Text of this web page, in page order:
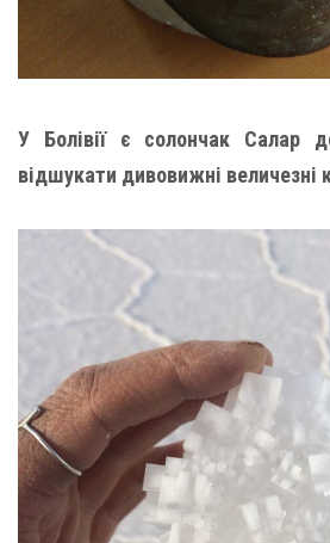
У Болівії є солончак Салар
відшукати дивовижні величезні